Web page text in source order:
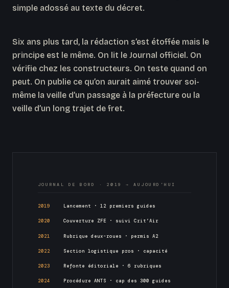
simple adossé au texte du décret.
Six ans plus tard, la rédaction s’est étoffée mais le
principe est le même. On lit le Journal officiel. On
vérifie chez les constructeurs. On teste quand on
peut. On publie ce qu’on aurait aimé trouver soi-
même la veille d’un passage à la préfecture ou la
veille d’un long trajet de fret.
JOURNAL DE BORD · 2019 → AUJOURD’HUI
2019 Lancement · 12 premiers guides
2020 Couverture ZFE · suivi Crit’Air
2021 Rubrique deux-roues · permis A2
2022 Section logistique pros · capacité
2023 Refonte éditoriale · 6 rubriques
2024 Procédure ANTS · cap des 300 guides